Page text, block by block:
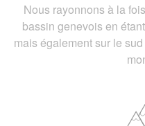
Nous rayonnons à la
bassin genevois en
mais également sur le